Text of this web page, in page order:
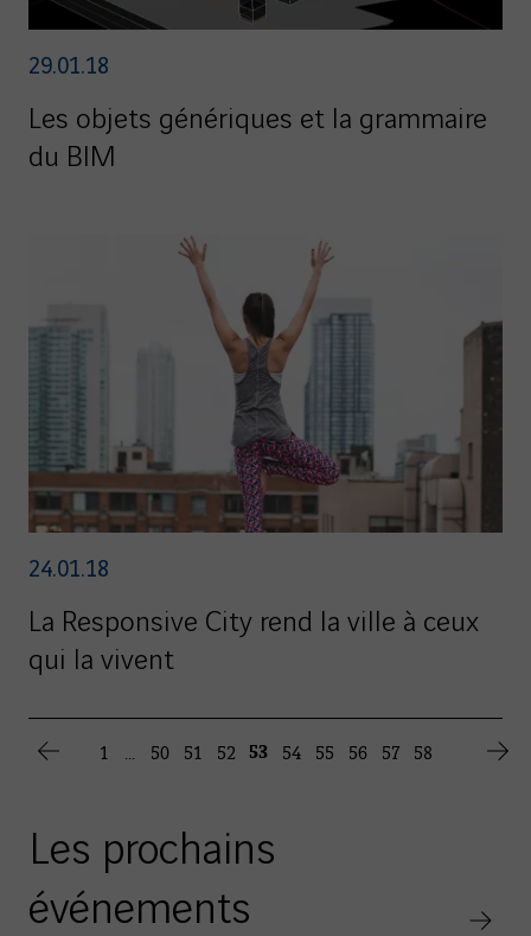
29.01.18
Les objets génériques et la grammaire
du BIM
24.01.18
La Responsive City rend la ville à ceux
qui la vivent
1 50 51 52 53 54 55 56 57 58
Les prochains
événements